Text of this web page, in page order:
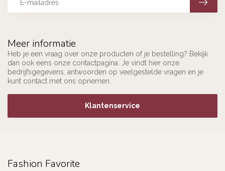
Meer informatie
Heb je een vraag over onze producten of je bestelling? Bekijk
dan ook eens onze contactpagina. Je vindt hier onze
bedrijfsgegevens, antwoorden op veelgestelde vragen en je
kunt contact met ons opnemen.
Klantenservice
Fashion Favorite